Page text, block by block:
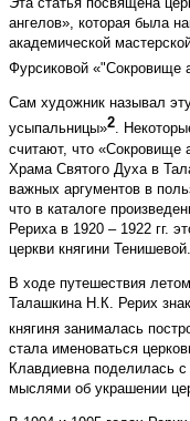
ангелов», которая была
академической
Фурсиковой «"Сокровище
Сам художник называл
усыпальницы»2.
считают, что «Сокровище
Храма Святого Духа в
важных аргументов в
что в каталоге
Рериха в 1920 – 1922 гг.
церкви княгини Тенишевой.
В ходе путешествия
Талашкина Н.К. Рерих
княгиня занималась
стала именоваться
Клавдиевна поделилась
мыслями об украшении